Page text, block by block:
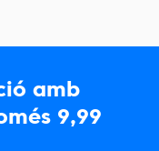
amb
9,99